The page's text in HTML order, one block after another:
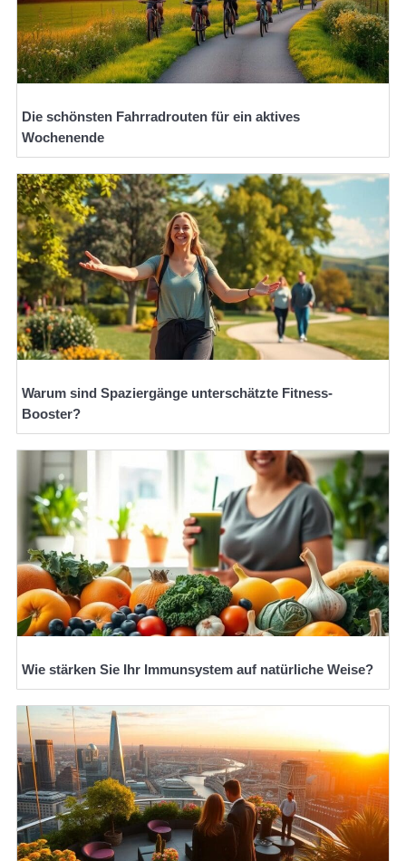
Die schönsten Fahrradrouten für ein aktives
Wochenende
Warum sind Spaziergänge unterschätzte Fitness-
Booster?
Wie stärken Sie Ihr Immunsystem auf natürliche Weise?